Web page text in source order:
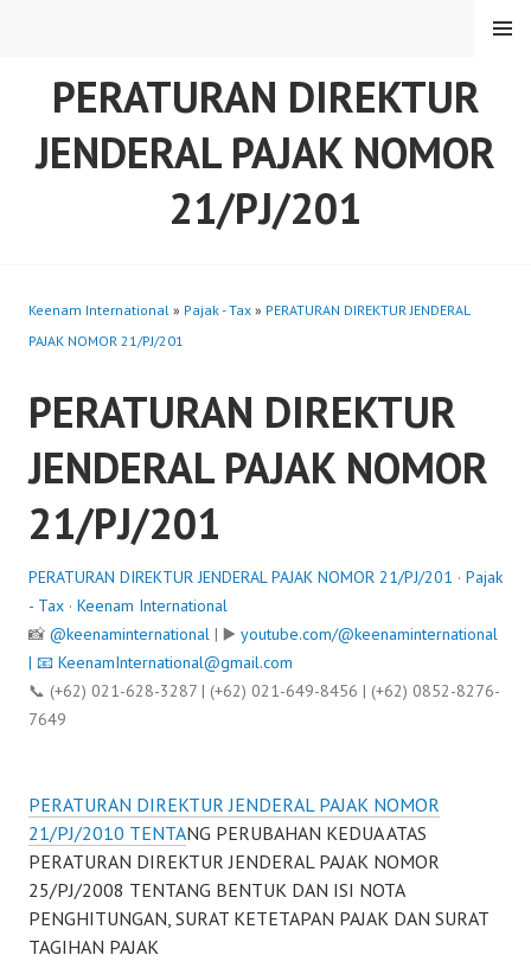
PERATURAN DIREKTUR
JENDERAL PAJAK NOMOR
21/PJ/201
MENU
Keenam International » Pajak - Tax » PERATURAN DIREKTUR JENDERAL
PAJAK NOMOR 21/PJ/201
PERATURAN DIREKTUR
JENDERAL PAJAK NOMOR
21/PJ/201
PERATURAN DIREKTUR JENDERAL PAJAK NOMOR 21/PJ/201 · Pajak
- Tax · Keenam International
📸 @keenaminternational | ▶️ youtube.com/@keenaminternational
| 📧 KeenamInternational@gmail.com
📞 (+62) 021-628-3287 | (+62) 021-649-8456 | (+62) 0852-8276-
7649
PERATURAN DIREKTUR JENDERAL PAJAK NOMOR
21/PJ/2010 TENTANG PERUBAHAN KEDUA ATAS
PERATURAN DIREKTUR JENDERAL PAJAK NOMOR
25/PJ/2008 TENTANG BENTUK DAN ISI NOTA
PENGHITUNGAN, SURAT KETETAPAN PAJAK DAN SURAT
TAGIHAN PAJAK